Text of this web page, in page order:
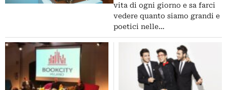
vita di ogni giorno e sa farci
vedere quanto siamo grandi e
poetici nelle…